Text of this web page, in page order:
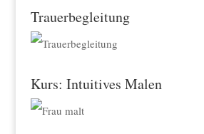
Trauerbegleitung
Kurs: Intuitives Malen